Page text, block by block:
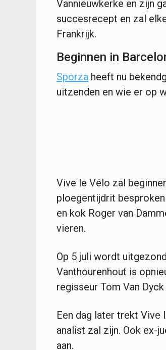
Vannieuwkerke en zijn
succesrecept en zal
Frankrijk.
Beginnen in
Sporza heeft nu
uitzenden en wie er op
Vive le Vélo zal
ploegentijdrit
en kok Roger van
vieren.
Op 5 juli wordt
Vanthourenhout is
regisseur Tom Van
Een dag later trekt Vive
analist zal zijn. Ook ex-
aan.